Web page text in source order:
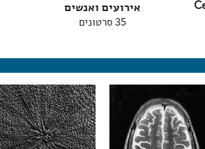
אירועים ואנשים
35 סרטונים